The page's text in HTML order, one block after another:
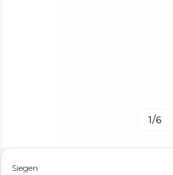
1/6
Siegen